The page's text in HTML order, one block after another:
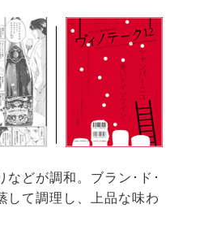
どが調和。ブラン･ド･
して調理し、上品な味わ